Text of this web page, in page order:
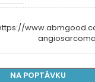
NA POPTÁVKU